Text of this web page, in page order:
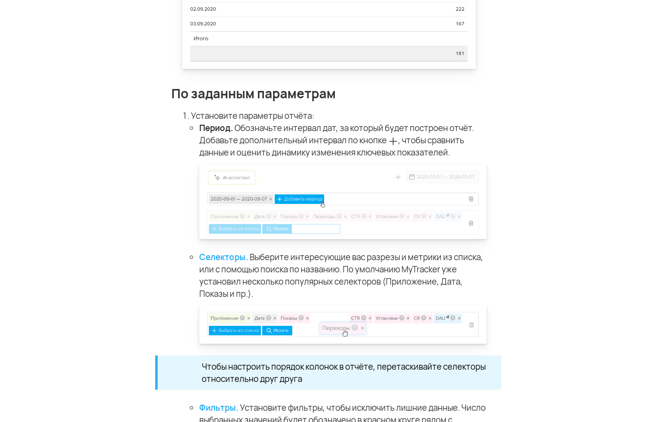
По заданным параметрам
Установите параметры отчёта:
Период.Обозначьте интервал дат, за который будет построен отчёт.
Добавьте дополнительный интервал по кнопке
, чтобы сравнить
данные и оценить динамику изменения ключевых показателей.
Селекторы. Выберите интересующие вас разрезы и метрики из списка,
или с помощью поиска по названию. По умолчанию MyTracker уже
установил несколько популярных селекторов (Приложение, Дата,
Показы и пр.).
Чтобы настроить порядок колонок в отчёте, перетаскивайте селекторы
относительно друг друга
Фильтры.Установите фильтры, чтобы исключить лишние данные. Число